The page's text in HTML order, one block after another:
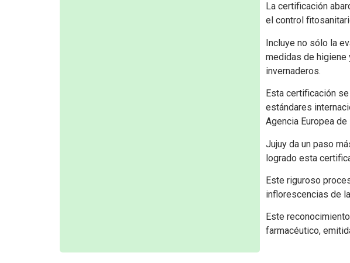
La certificación
el control
Incluye no sólo la
medidas de higiene
invernaderos.
Esta certificación
estándares
Agencia Europea
Jujuy da un paso
logrado esta
Este riguroso
inflorescencias de
Este
farmacéutico,